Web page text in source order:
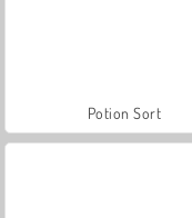
Potion Sort